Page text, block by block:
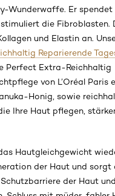
Wunderwaffe. Er spendet
die Fibroblasten.
und Elastin an.
Reparierende
Perfect Extra-Reichhaltig
von L’Oréal Paris
Honig, sowie
Ihre Haut pflegen,
Hautgleichgewicht
der Haut und sorgt
der Haut